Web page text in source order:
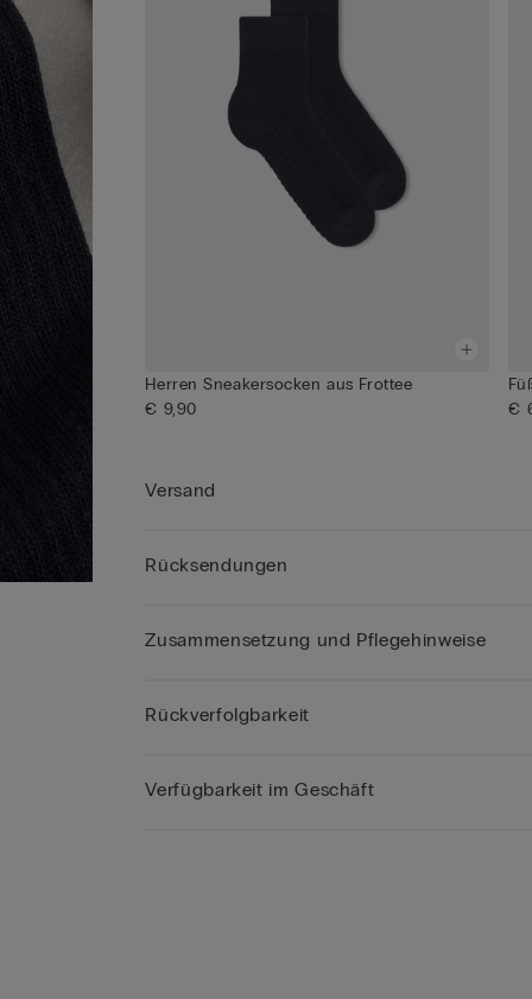
Herren Sneakersocken aus Frottee
€ 9,90
€
Versand
Rücksendungen
Zusammensetzung und Pflegehinweise
Rückverfolgbarkeit
Verfügbarkeit im Geschäft